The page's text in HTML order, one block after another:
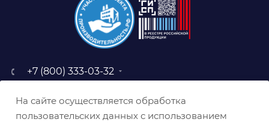
+7 (800) 333-03-32
baz@belabraziv.ru
На сайте осуществляется обработка
пользовательских данных с использованием